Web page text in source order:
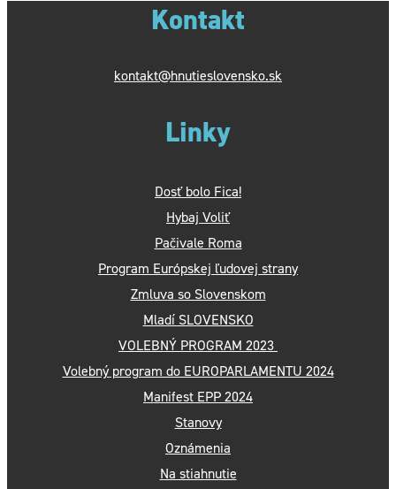
Kontakt
kontakt@hnutieslovensko.sk
Linky
Dosť bolo Fica!
Hybaj Voliť
Pačivale Roma
Program Európskej ľudovej strany
Zmluva so Slovenskom
Mladí SLOVENSKO
VOLEBNÝ PROGRAM 2023
Volebný program do EUROPARLAMENTU 2024
Manifest EPP 2024
Stanovy
Oznámenia
Na stiahnutie